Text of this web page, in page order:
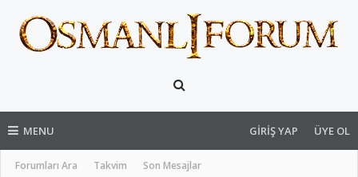
MENU
Forumları Ara Takvim Son Mesajlar
GIRIŞ YAP ÜYE OL